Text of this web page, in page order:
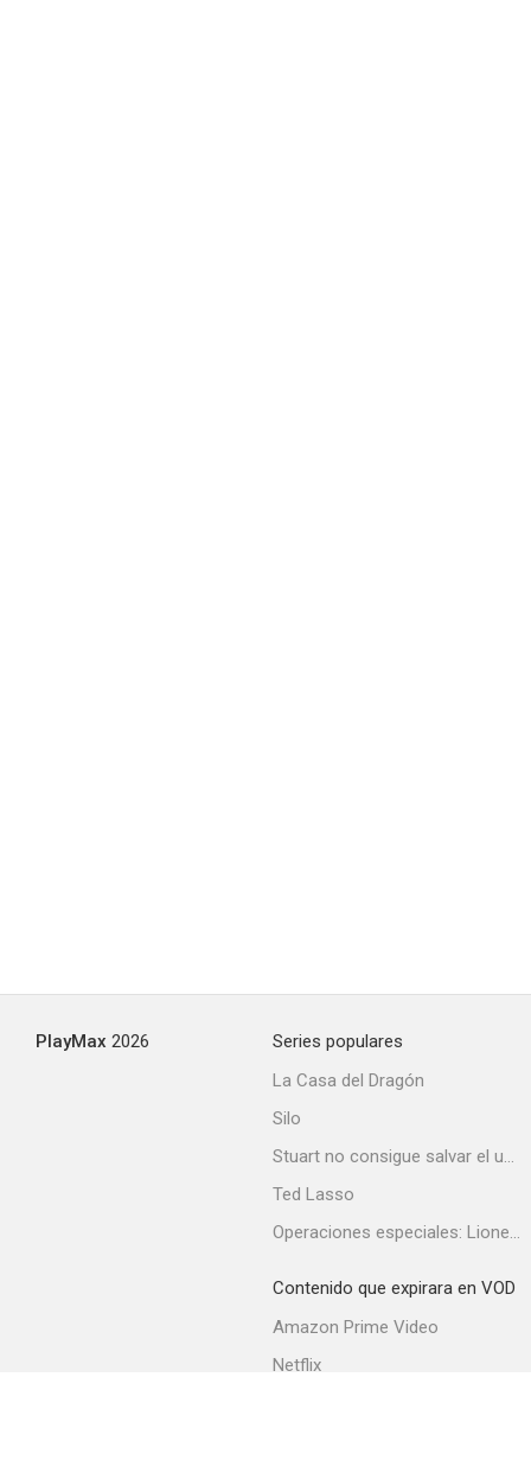
PlayMax 2026
Series populares
La Casa del Dragón
Silo
Stuart no consigue salvar el universo
Ted Lasso
Operaciones especiales: Lioness
Contenido que expirara en VOD
Amazon Prime Video
Netflix